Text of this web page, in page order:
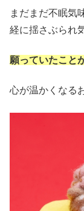
まだまだ不眠気
経に揺さぶられ
願っていたこと
心が温かくなる